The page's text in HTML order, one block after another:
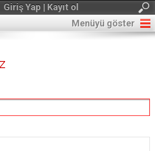
Giriş Yap | Kayıt ol
Menüyü göster